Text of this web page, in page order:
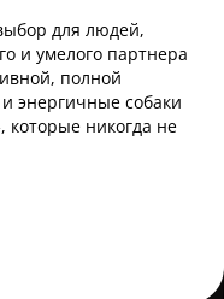
для людей,
и умелого партнера
полной
энергичные собаки
никогда не